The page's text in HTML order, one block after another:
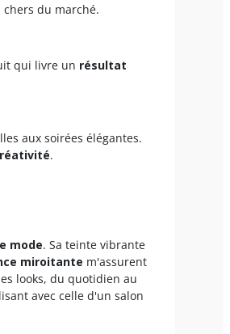
du marché.
qui livre un résultat
aux soirées élégantes.
.
mode. Sa teinte vibrante
miroitante m'assurent
looks, du quotidien au
avec celle d'un salon